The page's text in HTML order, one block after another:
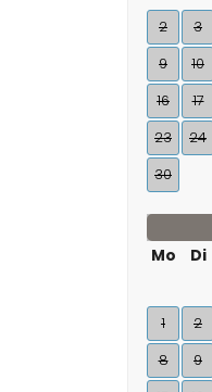
2
3
9
10
16
17
23
24
30
Mo
Di
1 2
8
9